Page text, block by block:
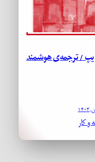
یپ / ترجمه‌ی هوشمند
و کار